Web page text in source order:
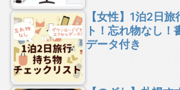
【女性】1泊2日
ト！忘れ物なし
データ付き